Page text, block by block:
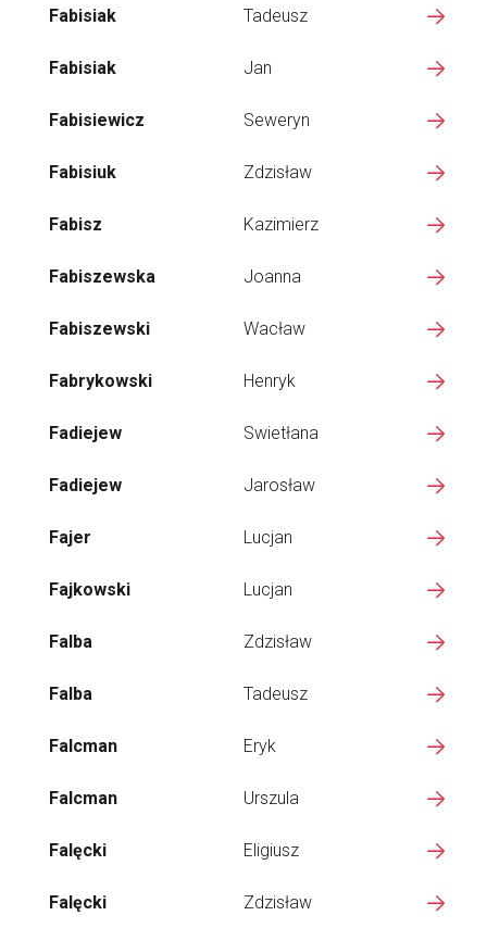
Fabisiak Tadeusz
Fabisiak Jan
Fabisiewicz Seweryn
Fabisiuk Zdzisław
Fabisz Kazimierz
Fabiszewska Joanna
Fabiszewski Wacław
Fabrykowski Henryk
Fadiejew Swietłana
Fadiejew Jarosław
Fajer Lucjan
Fajkowski Lucjan
Falba Zdzisław
Falba Tadeusz
Falcman Eryk
Falcman Urszula
Falęcki Eligiusz
Falęcki Zdzisław